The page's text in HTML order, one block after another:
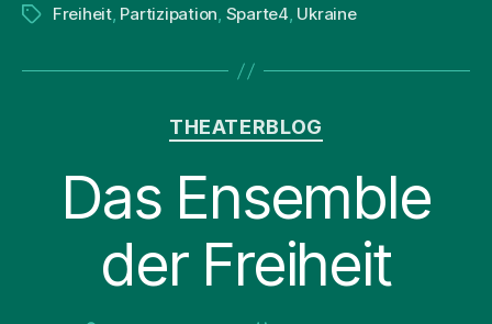
Schlagwörter
Freiheit, Partizipation, Sparte4, Ukraine
Kategorien
THEATERBLOG
Das Ensemble
der Freiheit